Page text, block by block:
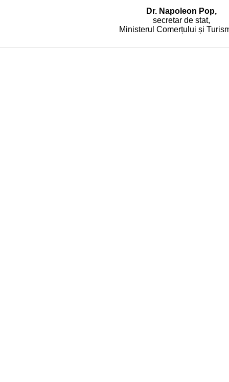
Dr. Napoleon Pop,
secretar de stat,
Ministerul Comerțului și